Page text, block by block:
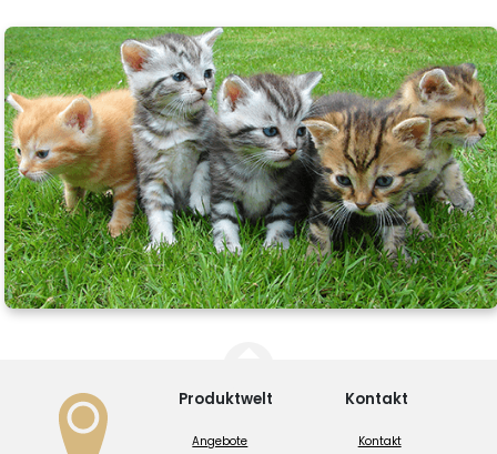
Produktwelt
Angebote
Kontakt
Kontakt